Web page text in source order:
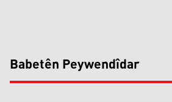
Babetên Peywendîdar